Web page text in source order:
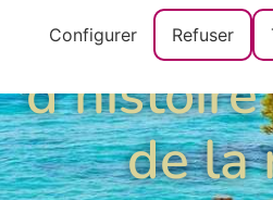
Moraira :
de la
Configurer Refuser